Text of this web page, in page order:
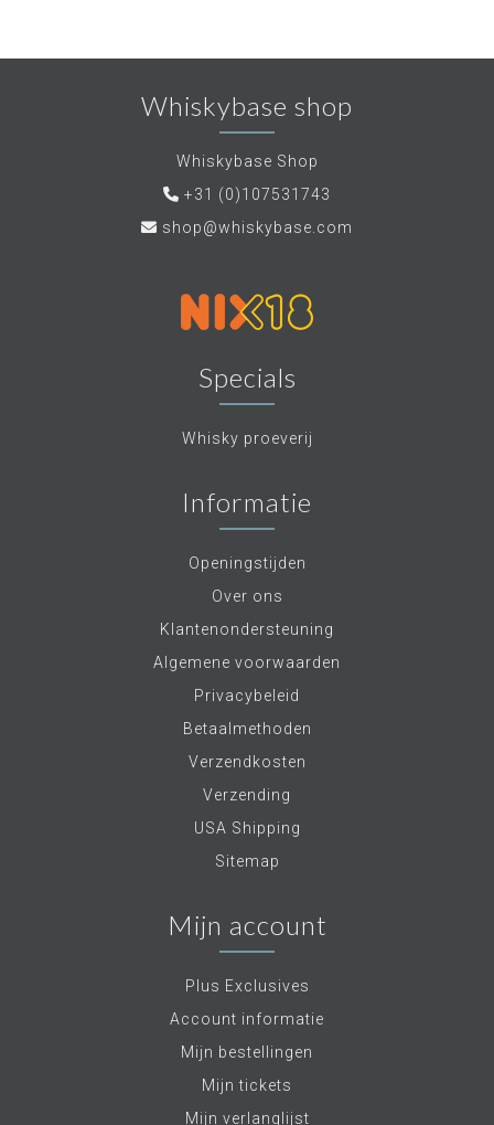
Whiskybase shop
Whiskybase Shop
+31 (0)107531743
shop@whiskybase.com
Specials
Whisky proeverij
Informatie
Openingstijden
Over ons
Klantenondersteuning
Algemene voorwaarden
Privacybeleid
Betaalmethoden
Verzendkosten
Verzending
USA Shipping
Sitemap
Mijn account
Plus Exclusives
Account informatie
Mijn bestellingen
Mijn tickets
Mijn verlanglijst